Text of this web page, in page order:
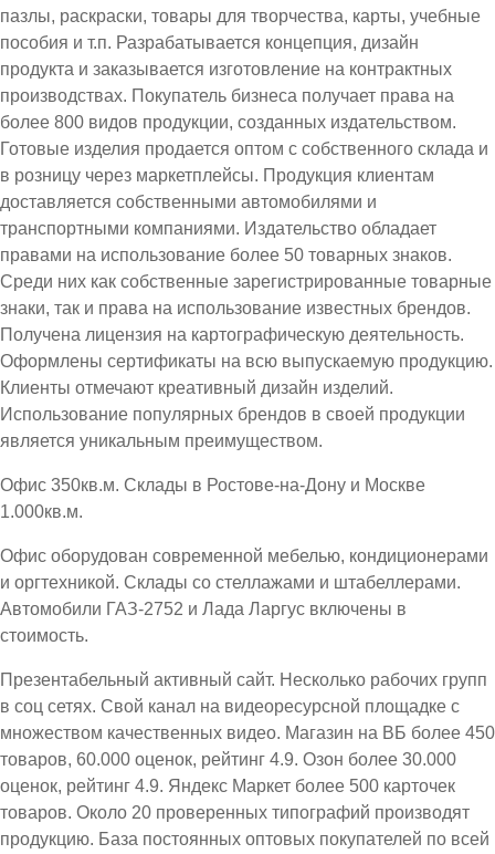
пазлы, раскраски, товары для творчества, карты, учебные
пособия и т.п. Разрабатывается концепция, дизайн
продукта и заказывается изготовление на контрактных
производствах. Покупатель бизнеса получает права на
более 800 видов продукции, созданных издательством.
Готовые изделия продается оптом с собственного склада и
в розницу через маркетплейсы. Продукция клиентам
доставляется собственными автомобилями и
транспортными компаниями. Издательство обладает
правами на использование более 50 товарных знаков.
Среди них как собственные зарегистрированные товарные
знаки, так и права на использование известных брендов.
Получена лицензия на картографическую деятельность.
Оформлены сертификаты на всю выпускаемую продукцию.
Клиенты отмечают креативный дизайн изделий.
Использование популярных брендов в своей продукции
является уникальным преимуществом.
Офис 350кв.м. Склады в Ростове-на-Дону и Москве
1.000кв.м.
Офис оборудован современной мебелью, кондиционерами
и оргтехникой. Склады со стеллажами и штабеллерами.
Автомобили ГАЗ-2752 и Лада Ларгус включены в
стоимость.
Презентабельный активный сайт. Несколько рабочих групп
в соц сетях. Свой канал на видеоресурсной площадке с
множеством качественных видео. Магазин на ВБ более 450
товаров, 60.000 оценок, рейтинг 4.9. Озон более 30.000
оценок, рейтинг 4.9. Яндекс Маркет более 500 карточек
товаров. Около 20 проверенных типографий производят
продукцию. База постоянных оптовых покупателей по всей